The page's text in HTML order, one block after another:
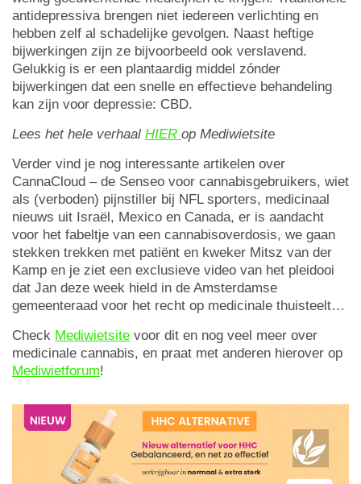
antidepressiva brengen niet iedereen verlichting en
hebben zelf al schadelijke gevolgen. Naast heftige
bijwerkingen zijn ze bijvoorbeeld ook verslavend.
Gelukkig is er een plantaardig middel zónder
bijwerkingen dat een snelle en effectieve behandeling
kan zijn voor depressie: CBD.
Lees het hele verhaal HIER op Mediwietsite
Verder vind je nog interessante artikelen over
CannaCloud – de Senseo voor cannabisgebruikers, wiet
als (verboden) pijnstiller bij NFL sporters, medicinaal
nieuws uit Israël, Mexico en Canada, er is aandacht
voor het fabeltje van een cannabisoverdosis, we gaan
stekken trekken met patiënt en kweker Mitsz van der
Kamp en je ziet een exclusieve video van het pleidooi
dat Jan deze week hield in de Amsterdamse
gemeenteraad voor het recht op medicinale thuisteelt…
Check Mediwietsite voor dit en nog veel meer over
medicinale cannabis, en praat met anderen hierover op
Mediwietforum!